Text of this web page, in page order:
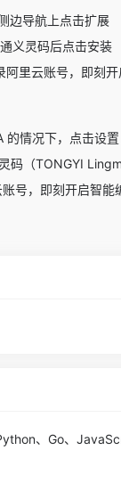
边导航上点击扩展
义灵码后点击安装
里云账号，即刻
的情况下，点击设置
码（TONGYI
号，即刻开启智能
、Go、